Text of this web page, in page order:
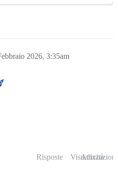
2026, 3:35am
Risposte Visualizzazioni
Attività